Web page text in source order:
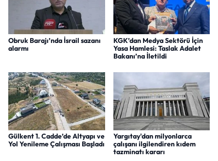
Obruk Barajı’nda İsrail sazanı
alarmı
KGK’dan Medya Sektörü İçin
Yasa Hamlesi: Taslak Adalet
Bakanı’na İletildi
Gülkent 1. Cadde’de Altyapı ve
Yol Yenileme Çalışması Başladı
Yargıtay'dan milyonlarca
çalışanı ilgilendiren kıdem
tazminatı kararı